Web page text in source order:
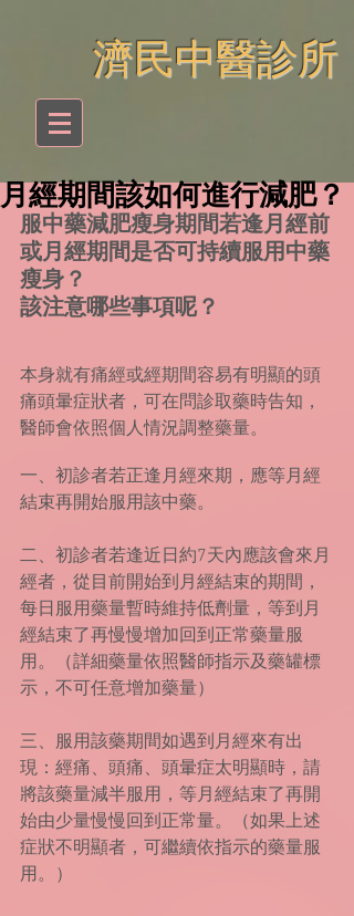
​濟民中醫診所
月經期間該如何進行減肥？
服中藥減肥瘦身期間若逢月經前
或月經期間是否可持續服用中藥
瘦身？
該注意哪些事項呢？
本身就有痛經或經期間容易有明顯的頭
痛頭暈症狀者，可在問診取藥時告知，
醫師會依照個人情況調整藥量。
一、初診者若正逢月經來期，應等月經
結束再開始服用該中藥。
二、初診者若逢近日約7天內應該會來月
經者，從目前開始到月經結束的期間，
每日服用藥量暫時維持低劑量，等到月
經結束了再慢慢增加回到正常藥量服
用。（詳細藥量依照醫師指示及藥罐標
示，不可任意增加藥量）
三、服用該藥期間如遇到月經來有出
現：經痛、頭痛、頭暈症太明顯時，請
將該藥量減半服用，等月經結束了再開
始由少量慢慢回到正常量。（如果上述
症狀不明顯者，可繼續依指示的藥量服
用。）